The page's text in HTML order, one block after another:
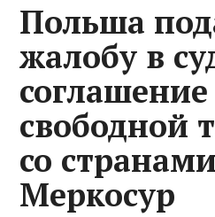
Польша
жалобу в
свободной
со странами
Меркосур